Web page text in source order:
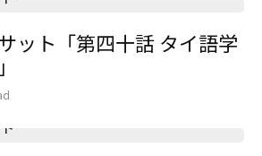
ット「第四十話 タイ語学